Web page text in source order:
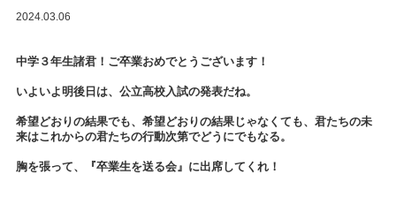
2024.03.06
中学３年生諸君！ご卒業おめでとうございます！
いよいよ明後日は、公立高校入試の発表だね。
希望どおりの結果でも、希望どおりの結果じゃなくても、君たちの未
来はこれからの君たちの行動次第でどうにでもなる。
胸を張って、『卒業生を送る会』に出席してくれ！